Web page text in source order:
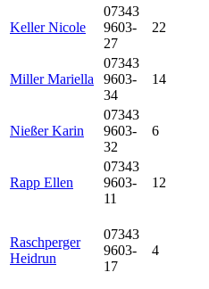
Keller Nicole
07343
9603-
27
22
Miller Mariella
07343
9603-
34
14
Nießer Karin
07343
9603-
32
6
Rapp Ellen
07343
9603-
11
12
Raschperger
Heidrun
07343
9603-
17
4